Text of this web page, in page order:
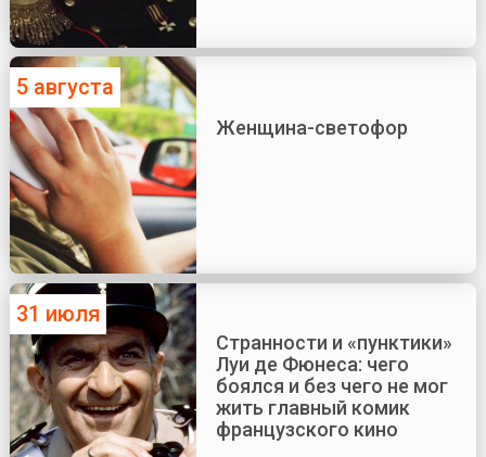
5 августа
Женщина-светофор
31 июля
Странности и «пунктики»
Луи де Фюнеса: чего
боялся и без чего не мог
жить главный комик
французского кино